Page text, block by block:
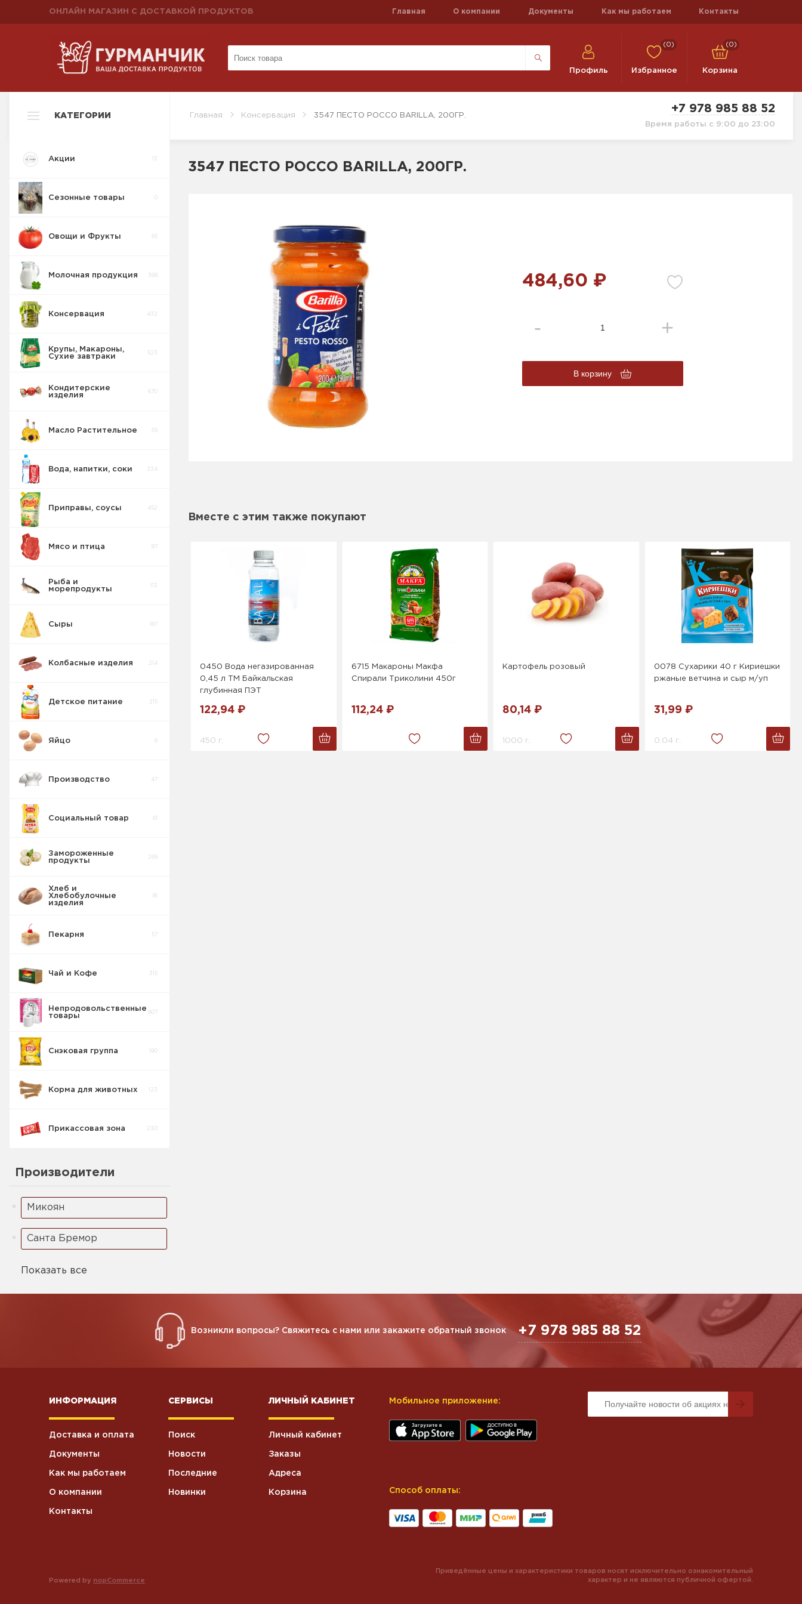
ОНЛАЙН МАГАЗИН С ДОСТАВКОЙ ПРОДУКТОВ Главная О компании Документы Как мы работаем Контакты
Профиль
(0)
Избранное
(0)
Корзина
Главная Консервация 3547 ПЕСТО РОССО BARILLA, 200ГР.
+7 978 985 88 52
Время работы с 9:00 до 23:00
КАТЕГОРИИ
Акции 13
Сезонные товары
Овощи и Фрукты 95
Молочная продукция 368
Консервация 432
Консервы
Консервы
Консервы
Сгущенка
Консервы
Консервы
Соленья
Крупы, Макароны,
Сухие завтраки
523
Кондитерские
изделия
670
Масло Растительное 39
Вода, напитки, соки 334
Приправы, соусы 452
Мясо и птица 87
Рыба и
морепродукты
113
Сыры 187
Колбасные изделия 214
Детское питание 215
Яйцо 6
Производство 47
Социальный товар 61
Замороженные
продукты
269
Хлеб и
Хлебобулочные
изделия
81
Пекарня 57
Чай и Кофе 315
Непродовольственные
товары
907
Снэковая группа 190
Корма для животных 123
Прикассовая зона 230
Производители
Микоян
Санта Бремор
Показать все
3547 ПЕСТО РОССО BARILLA, 200ГР.
484,60 ₽
В корзину
Вместе с этим также покупают
0450 Вода негазированная
0,45 л ТМ Байкальская
глубинная ПЭТ
122,94 ₽
450 г.
6715 Макароны Макфа
Спирали Триколини 450г
112,24 ₽
Картофель розовый
80,14 ₽
1000 г.
0078 Сухарики 40 г Кириешки
ржаные ветчина и сыр м/уп
31,99 ₽
0.04 г.
Возникли вопросы? Свяжитесь с нами или закажите обратный звонок +7 978 985 88 52
ИНФОРМАЦИЯ
Доставка и оплата
Документы
Как мы работаем
О компании
Контакты
СЕРВИСЫ
Поиск
Новости
Последние
Новинки
ЛИЧНЫЙ КАБИНЕТ
Личный кабинет
Заказы
Адреса
Корзина
Мобильное приложение:
Способ оплаты:
Powered by nopCommerce
Приведённые цены и характеристики товаров носят исключительно ознакомительный
характер и не являются публичной офертой.